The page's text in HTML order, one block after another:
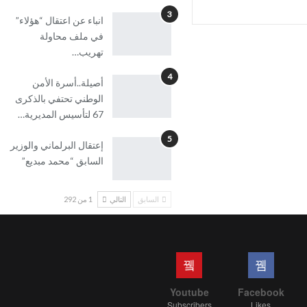
3
انباء عن اعتقال “هؤلاء”
في ملف محاولة
تهريب…
4
أصيلة..أسرة الأمن
الوطني تحتفي بالذكرى
67 لتأسيس المديرية…
5
إعتقال البرلماني والوزير
السابق “محمد مبديع”
السابق التالي 1 من 292
Facebook
Youtube